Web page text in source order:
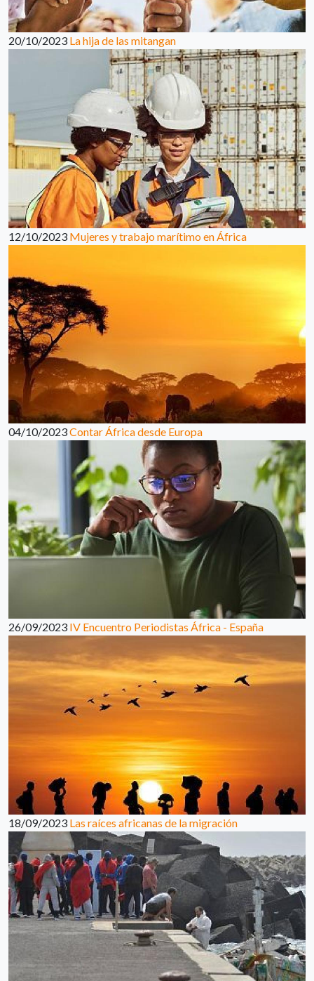
20/10/2023 La hija de las mitangan
12/10/2023 Mujeres y trabajo marítimo en África
04/10/2023Contar África desde Europa
26/09/2023 IV Encuentro Periodistas África - España
18/09/2023 Las raíces africanas de la migración